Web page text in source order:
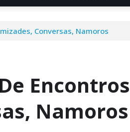
Conversas, Namoros
Namoros